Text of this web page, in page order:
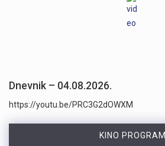
Dnevnik – 04.08.2026.
https://youtu.be/PRC3G2dOWXM
KINO PROGRAM